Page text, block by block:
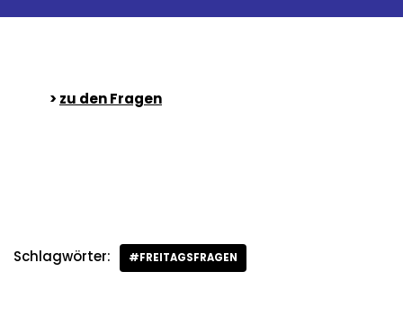
> zu den Fragen
Schlagwörter: #FREITAGSFRAGEN